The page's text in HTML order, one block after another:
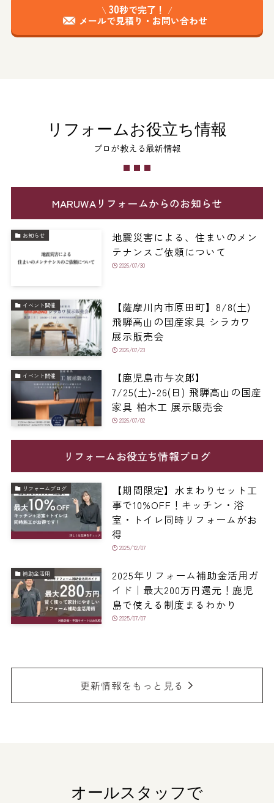
\ 30秒で完了！ /
メールで見積り・お問い合わせ
リフォームお役立ち情報
プロが教える最新情報
MARUWAリフォームからのお知らせ
お知らせ
地震災害による、住まいのメン
テナンスご依頼について
2026/07/30
イベント開催
【薩摩川内市原田町】8/8(土)
飛騨高山の国産家具 シラカワ
展示販売会
2026/07/23
イベント開催
【鹿児島市与次郎】
7/25(土)-26(日) 飛騨高山の国産
家具 柏木工 展示販売会
2026/07/02
リフォームお役立ち情報ブログ
リフォームブログ
【期間限定】水まわりセット工
事で10%OFF！キッチン・浴
室・トイレ同時リフォームがお
得
2025/12/07
補助金活用
2025年リフォーム補助金活用ガ
イド｜最大200万円還元！鹿児
島で使える制度まるわかり
2025/07/07
更新情報をもっと見る
オールスタッフで